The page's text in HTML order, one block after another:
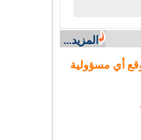
المزيد...
أي مسؤولية